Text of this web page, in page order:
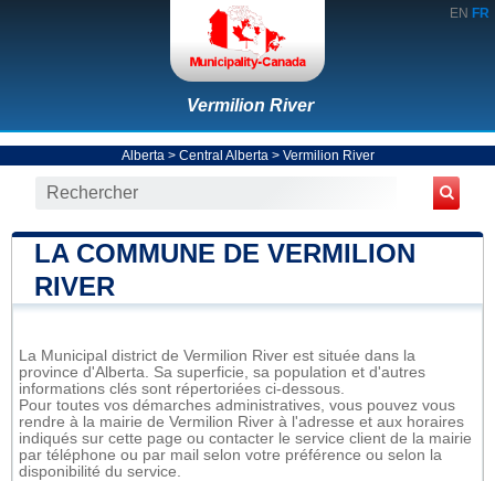
EN FR
Vermilion River
Alberta > Central Alberta > Vermilion River
LA COMMUNE DE VERMILION
RIVER
La Municipal district de Vermilion River est située dans la
province d'Alberta. Sa superficie, sa population et d'autres
informations clés sont répertoriées ci-dessous.
Pour toutes vos démarches administratives, vous pouvez vous
rendre à la mairie de Vermilion River à l'adresse et aux horaires
indiqués sur cette page ou contacter le service client de la mairie
par téléphone ou par mail selon votre préférence ou selon la
disponibilité du service.